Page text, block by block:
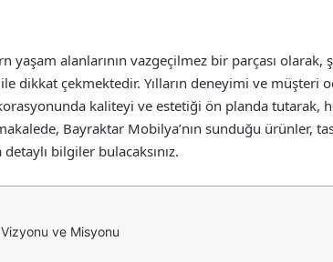
yaşam alanlarının vazgeçilmez bir parçası olarak,
dikkat çekmektedir. Yılların deneyimi ve müşteri
kaliteyi ve estetiği ön planda tutarak,
Bayraktar Mobilya’nın sunduğu ürünler,
bilgiler bulacaksınız.
ve Misyonu